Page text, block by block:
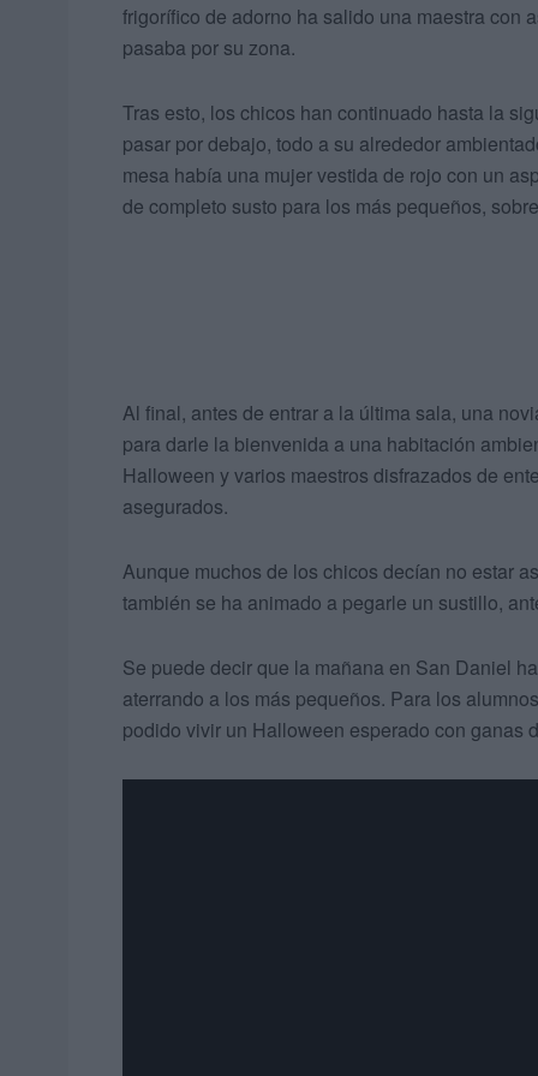
frigorífico de adorno ha salido una maestra con
pasaba por su zona.
Tras esto, los chicos han continuado hasta la
pasar por debajo, todo a su alrededor
mesa había una mujer vestida de rojo con un
de completo susto para los más pequeños,
Al final, antes de entrar a la última sala, una
para darle la bienvenida a una habitación
Halloween y varios maestros disfrazados de
asegurados.
Aunque muchos de los chicos decían no estar
también se ha animado a pegarle un sustillo,
Se puede decir que la mañana en San Daniel
aterrando a los más pequeños. Para los
podido vivir un Halloween esperado con ganas